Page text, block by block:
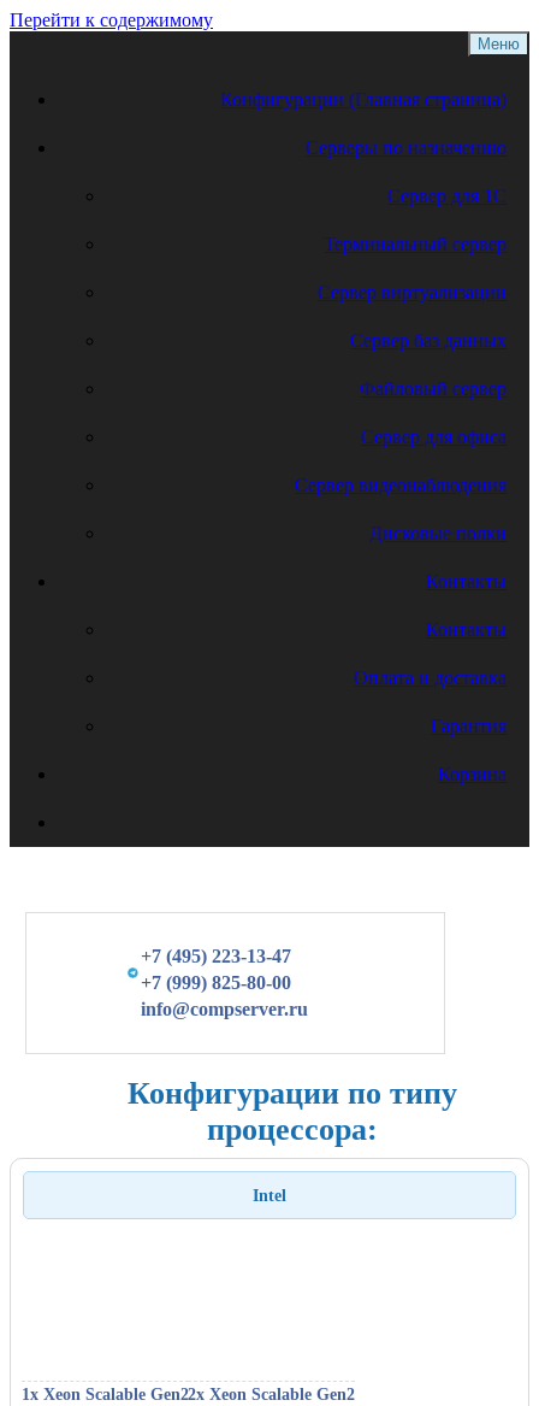
Перейти к содержимому
Меню
Конфигурации (Главная страница)
Серверы по назначению
Сервер для 1С
Терминальный сервер
Сервер виртуализации
Сервер баз данных
Файловый сервер
Сервер для офиса
Сервер видеонаблюдения
Дисковые полки
Контакты
Контакты
Оплата и доставка
Гарантия
Корзина
+7 (495) 223-13-47
+7 (999) 825-80-00
info@compserver.ru
Конфигурации по типу
процессора:
Intel
1х Xeon Scalable Gen22x Xeon Scalable Gen2